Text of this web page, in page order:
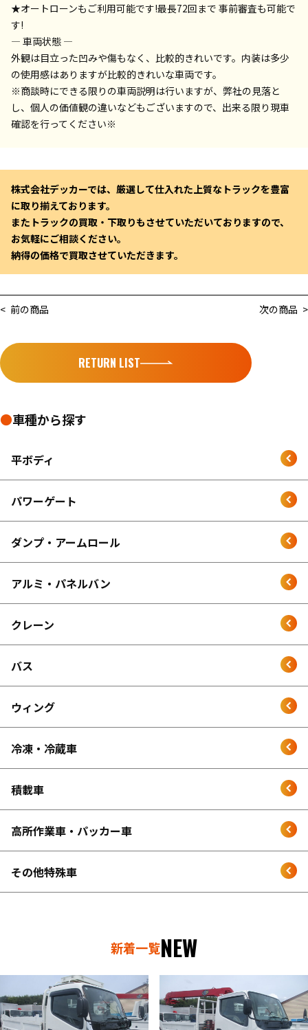
★オートローンもご利用可能です!最長72回まで 事前審査も可能で
す!
— 車両状態 —
外観は目立った凹みや傷もなく、比較的きれいです。内装は多少
の使用感はありますが比較的きれいな車両です。
※商談時にできる限りの車両説明は行いますが、弊社の見落と
し、個人の価値観の違いなどもございますので、出来る限り現車
確認を行ってください※
株式会社デッカーでは、厳選して仕入れた上質なトラックを豊富
に取り揃えております。
またトラックの買取・下取りもさせていただいておりますので、
お気軽にご相談ください。
納得の価格で買取させていただきます。
< 前の商品 次の商品 >
RETURN LIST
●車種から探す
平ボディ
パワーゲート
ダンプ・アームロール
アルミ・パネルバン
クレーン
バス
ウィング
冷凍・冷蔵車
積載車
高所作業車・パッカー車
その他特殊車
新着一覧NEW